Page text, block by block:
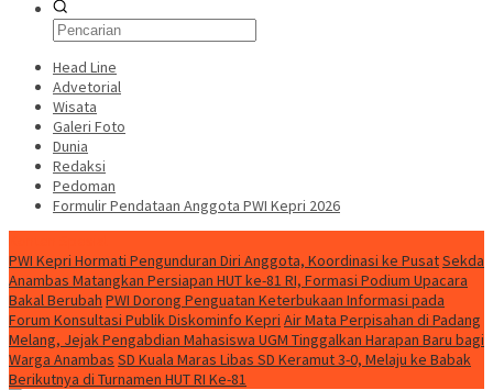
Head Line
Advetorial
Wisata
Galeri Foto
Dunia
Redaksi
Pedoman
Formulir Pendataan Anggota PWI Kepri 2026
PWI Kepri Hormati Pengunduran Diri Anggota, Koordinasi ke PusatSekda
Anambas Matangkan Persiapan HUT ke-81 RI, Formasi Podium Upacara
Bakal Berubah PWI Dorong Penguatan Keterbukaan Informasi pada
Forum Konsultasi Publik Diskominfo Kepri Air Mata Perpisahan di Padang
Melang, Jejak Pengabdian Mahasiswa UGM Tinggalkan Harapan Baru bagi
Warga Anambas SD Kuala Maras Libas SD Keramut 3-0, Melaju ke Babak
Berikutnya di Turnamen HUT RI Ke-81